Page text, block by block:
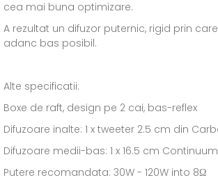
cea mai buna optimizare.
A rezultat un difuzor puternic, rigid prin
adanc bas posibil.
Alte specificatii:
Boxe de raft, design pe 2 cai, bas-reflex
Difuzoare inalte: 1 x tweeter 2.5 cm din
Difuzoare medii-bas: 1 x 16.5 cm
Putere recomandata: 30W - 120W into 8Ω